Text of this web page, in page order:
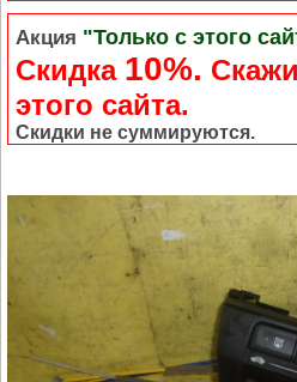
Акция "Только с этого
Скидка 10%.
этого сайта.
Скидки не суммируются.